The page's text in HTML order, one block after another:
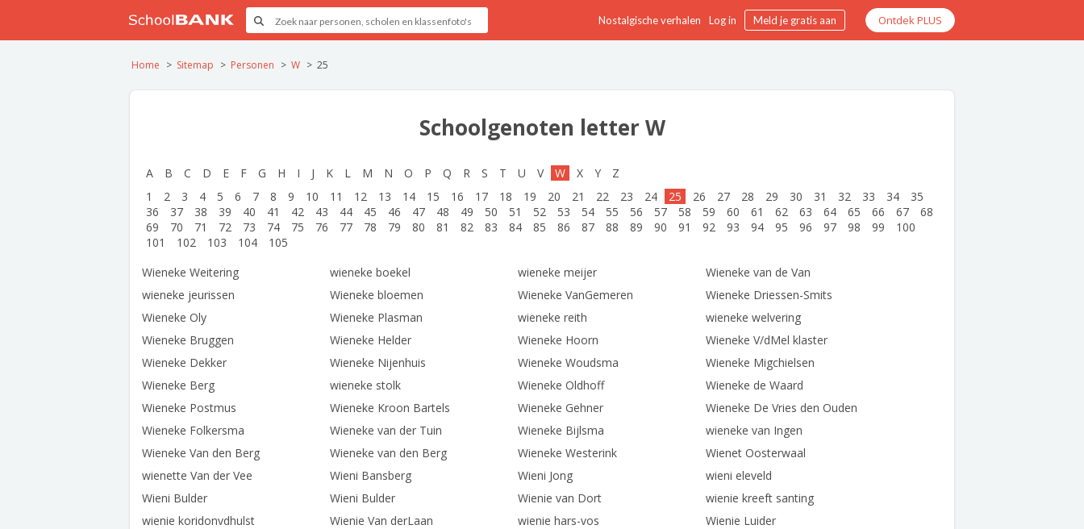
Nostalgische verhalen Log in Meld je gratis aan Ontdek PLUS
Home Sitemap Personen W 25
Schoolgenoten letter W
A B C D E F G H I J K L M N O P Q R S T U V W X Y
Z
1
2 3 4 5 6 7 8 9 10 11 12 13 14 15 16 17 18 19 20 21 22 23 24 25 26 27 28 29 30 31 32 33 34
35
36
37 38 39 40 41 42 43 44 45 46 47 48 49 50 51 52 53 54 55 56 57 58 59 60 61 62 63 64 65 66 67
68
69
70 71 72 73 74 75 76 77 78 79 80 81 82 83 84 85 86 87 88 89 90 91 92 93 94 95 96 97 98 99
100
101
102 103 104
105
Wieneke Weitering
wieneke boekel wieneke meijer
Wieneke van de Van
wieneke jeurissen
Wieneke bloemen Wieneke VanGemeren
Wieneke Driessen-Smits
Wieneke Oly
Wieneke Plasman wieneke reith
wieneke welvering
Wieneke Bruggen
Wieneke Helder Wieneke Hoorn
Wieneke V/dMel klaster
Wieneke Dekker
Wieneke Nijenhuis Wieneke Woudsma
Wieneke Migchielsen
Wieneke Berg
wieneke stolk Wieneke Oldhoff
Wieneke de Waard
Wieneke Postmus
Wieneke Kroon Bartels Wieneke Gehner
Wieneke De Vries den Ouden
Wieneke Folkersma
Wieneke van der Tuin Wieneke Bijlsma
wieneke van Ingen
Wieneke Van den Berg
Wieneke van den Berg Wieneke Westerink
Wienet Oosterwaal
wienette Van der Vee
Wieni Bansberg Wieni Jong
wieni eleveld
Wieni Bulder
Wieni Bulder Wienie van Dort
wienie kreeft santing
wienie koridonvdhulst
Wienie Van derLaan wienie hars-vos
Wienie Luider